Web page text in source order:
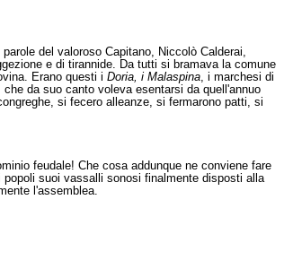
del valoroso Capitano, Niccolò Calderai,
e di tirannide. Da tutti si bramava la comune
Erano questi i Doria, i Malaspina, i marchesi di
da suo canto voleva esentarsi da quell'annuo
si fecero alleanze, si fermarono patti, si
feudale! Che cosa addunque ne conviene fare
suoi vassalli sonosi finalmente disposti alla
l'assemblea.